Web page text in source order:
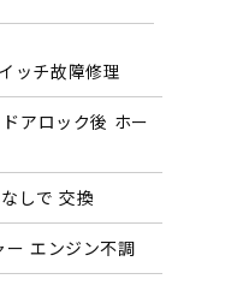
ッチ故障修理
アロック後 ホー
しで 交換
エンジン不調